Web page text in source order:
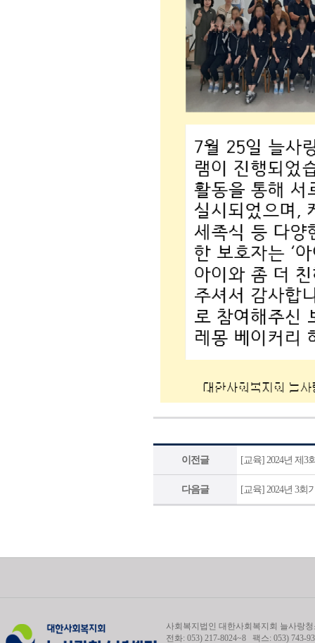
이전글 [교육] 2024년 제3
다음글 [교육] 2024년 3회
사회복지법인 대한사회복지회 늘사랑
전화: 053) 217-8024~8 팩스: 053) 743-